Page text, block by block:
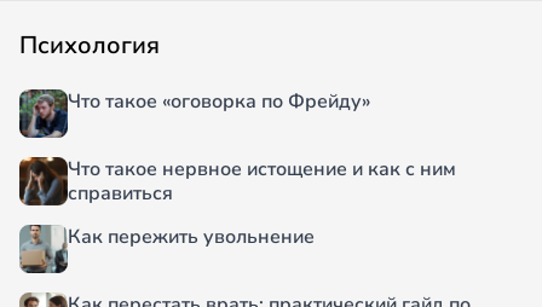
Психология
Что такое «оговорка по Фрейду»
Что такое нервное истощение и как с ним
справиться
Как пережить увольнение